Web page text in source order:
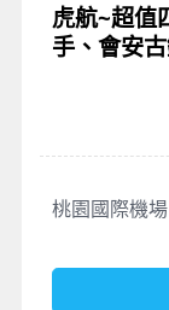
虎航~超值
手、會安
桃園國際機場